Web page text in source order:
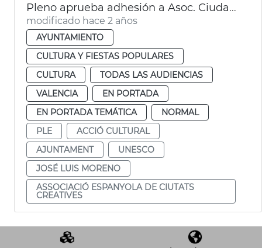
Pleno aprueba adhesión a Asoc. Ciudades Creativas Unesco
modificado hace 2 años
AYUNTAMIENTO
CULTURA Y FIESTAS POPULARES
CULTURA
TODAS LAS AUDIENCIAS
VALENCIA
EN PORTADA
EN PORTADA TEMÁTICA
NORMAL
PLE
ACCIÓ CULTURAL
AJUNTAMENT
UNESCO
JOSÉ LUIS MORENO
ASSOCIACIÓ ESPANYOLA DE CIUTATS
CREATIVES